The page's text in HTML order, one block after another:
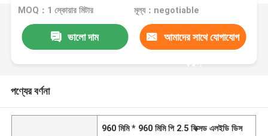
MOQ：1 স্কোয়ার মিটার মূল্য：negotiable
ভালো দাম আমাদের সাথে যোগাযোগ
করুন
পণ্যের বর্ণনা
960 মিমি * 960 মিমি পি 2.5 ফিক্সড এলইডি ডিস